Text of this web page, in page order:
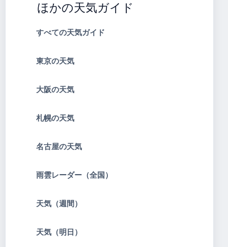
ほかの天気ガイド
すべての天気ガイド
東京の天気
大阪の天気
札幌の天気
名古屋の天気
雨雲レーダー（全国）
天気（週間）
天気（明日）